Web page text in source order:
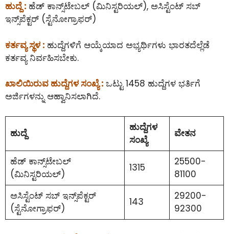
ಹುದ್ದೆ : ಹೆಡ್ ಕಾನ್ಸ್‌ಟೇಬಲ್‌ (ಮಿನಿಸ್ಟರಿಯಲ್), ಅಸಿಸ್ಟೆಂಟ್ ಸಬ್
ಇನ್ಸ್‌ಪೆಕ್ಟರ್ (ಸ್ಟೆನೋಗ್ರಾಫರ್)
ಕರ್ತವ್ಯ ಸ್ಥಳ : ಹುದ್ದೆಗಳಿಗೆ ಆಯ್ಕೆಯಾದ ಅಭ್ಯರ್ಥಿಗಳು ಭಾರತದೆಲ್ಲೆಡೆ
ಕರ್ತವ್ಯ ನಿರ್ವಹಿಸಬೇಕು.
ಖಾಲಿಯಿರುವ ಹುದ್ದೆಗಳ ಸಂಖ್ಯೆ : ಒಟ್ಟು 1458 ಹುದ್ದೆಗಳ ಭರ್ತಿಗೆ
ಅರ್ಜಿಗಳನ್ನು ಆಹ್ವಾನಿಸಲಾಗಿದೆ.
ಹುದ್ದೆ
ಹುದ್ದೆಗಳ
ಸಂಖ್ಯೆ
ವೇತನ
ಹೆಡ್ ಕಾನ್ಸ್‌ಟೇಬಲ್‌
(ಮಿನಿಸ್ಟರಿಯಲ್)
1315
25500-
81100
ಅಸಿಸ್ಟೆಂಟ್ ಸಬ್ ಇನ್ಸ್‌ಪೆಕ್ಟರ್
(ಸ್ಟೆನೋಗ್ರಾಫರ್)
143
29200-
92300